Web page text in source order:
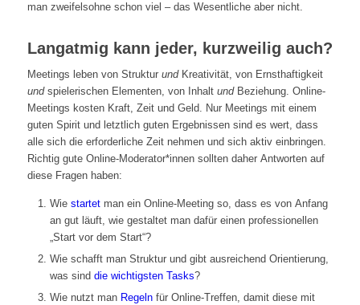
man zweifelsohne schon viel – das Wesentliche aber nicht.
Langatmig kann jeder, kurzweilig auch?
Meetings leben von Struktur undKreativität, von Ernsthaftigkeit
undspielerischen Elementen, von Inhalt undBeziehung. Online-
Meetings kosten Kraft, Zeit und Geld. Nur Meetings mit einem
guten Spirit und letztlich guten Ergebnissen sind es wert, dass
alle sich die erforderliche Zeit nehmen und sich aktiv einbringen.
Richtig gute Online-Moderator*innen sollten daher Antworten auf
diese Fragen haben:
Wie startetman ein Online-Meeting so, dass es von Anfang
an gut läuft, wie gestaltet man dafür einen professionellen
„Start vor dem Start“?
Wie schafft man Struktur und gibt ausreichend Orientierung,
was sind die wichtigsten Tasks?
Wie nutzt man Regelnfür Online-Treffen, damit diese mit